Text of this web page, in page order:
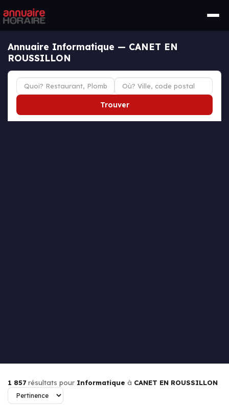
Annuaire Informatique — CANET EN
ROUSSILLON
Trouver
1 857 résultats pour Informatique à CANET EN ROUSSILLON